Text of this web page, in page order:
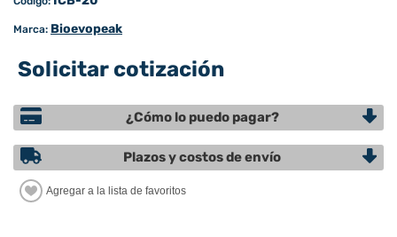
Marca: Bioevopeak
Solicitar cotización
¿Cómo lo puedo pagar?
Plazos y costos de envío